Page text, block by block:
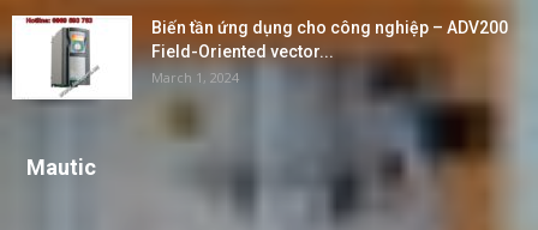
Biến tần ứng dụng cho công nghiệp – ADV200
Field-Oriented vector...
March 1, 2024
Mautic